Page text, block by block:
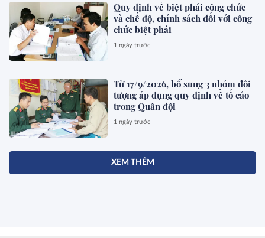
Quy định về biệt phái công chức
và chế độ, chính sách đối với công
chức biệt phái
1 ngày trước
Từ 17/9/2026, bổ sung 3 nhóm đối
tượng áp dụng quy định về tố cáo
trong Quân đội
1 ngày trước
XEM THÊM